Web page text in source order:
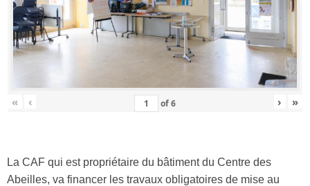
« ‹ of6 › »
La CAF qui est propriétaire du bâtiment du Centre des
Abeilles, va financer les travaux obligatoires de mise au